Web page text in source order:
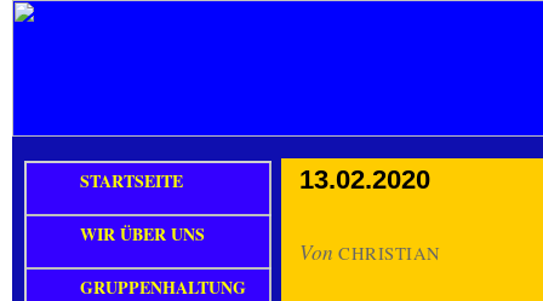
13.02.2020
Von CHRISTIAN
STARTSEITE
WIR ÜBER UNS
GRUPPENHALTUNG